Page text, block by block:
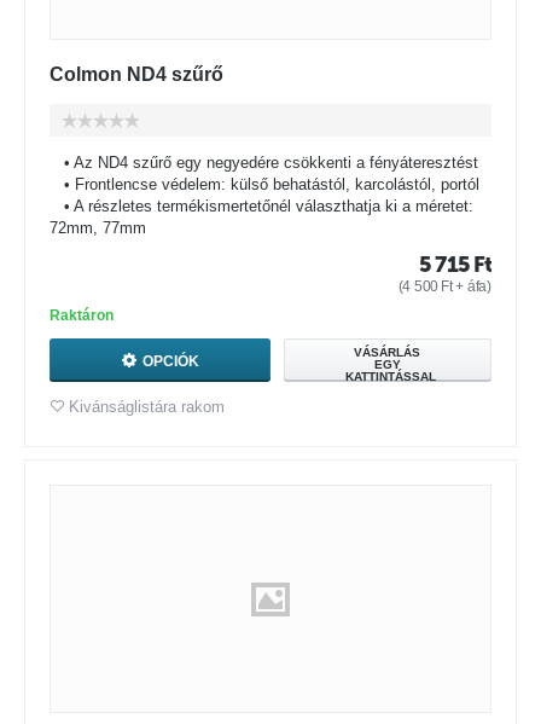
Colmon ND4 szűrő
• Az ND4 szűrő egy negyedére csökkenti a fényáteresztést
• Frontlencse védelem: külső behatástól, karcolástól, portól
• A részletes termékismertetőnél választhatja ki a méretet:
72mm, 77mm
5 715 Ft
(4 500 Ft+ áfa)
Raktáron
OPCIÓK
VÁSÁRLÁS
EGY
KATTINTÁSSAL
Kivánságlistára rakom